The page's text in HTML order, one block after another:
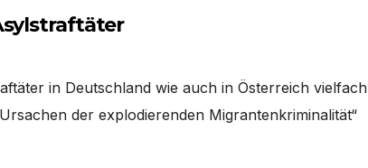
in Deutschland wie auch in Österreich vielfach
der explodierenden Migrantenkriminalität“